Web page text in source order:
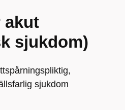
akut
sjukdom)
sjukdom